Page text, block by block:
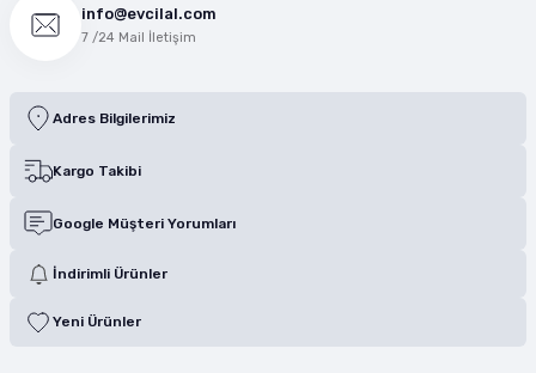
info@evcilal.com
7 /24 Mail İletişim
Adres Bilgilerimiz
Kargo Takibi
Google Müşteri Yorumları
İndirimli Ürünler
Yeni Ürünler